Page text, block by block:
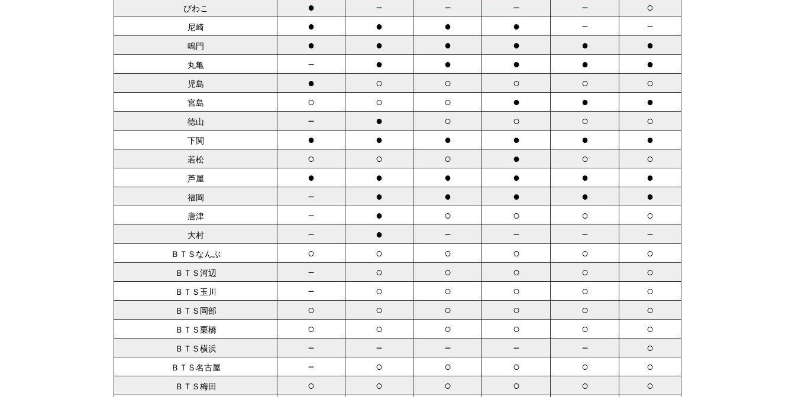
びわこ ● － － － － ○
尼崎 ● ● ● ● － －
鳴門 ● ● ● ● ● ●
丸亀 － ● ● ● ● ●
児島 ● ○ ○ ○ ○ ○
宮島 ○ ○ ○ ● ● ●
徳山 － ● ○ ○ ○ ○
下関 ● ● ● ● ● ●
若松 ○ ○ ○ ● ○ ○
芦屋 ● ● ● ● ● ●
福岡 － ● ● ● ● ●
唐津 － ● ○ ○ ○ ○
大村 － ● － － － －
ＢＴＳなんぶ ○ ○ ○ ○ ○ ○
ＢＴＳ河辺 － ○ ○ ○ ○ ○
ＢＴＳ玉川 － ○ ○ ○ ○ ○
ＢＴＳ岡部 ○ ○ ○ ○ ○ ○
ＢＴＳ栗橋 ○ ○ ○ ○ ○ ○
ＢＴＳ横浜 － － － － － ○
ＢＴＳ名古屋 － ○ ○ ○ ○ ○
ＢＴＳ梅田 ○ ○ ○ ○ ○ ○